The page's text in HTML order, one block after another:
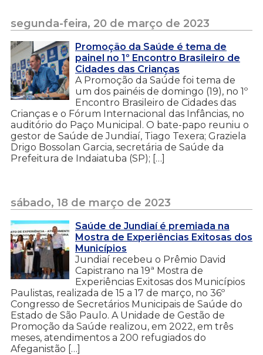
segunda-feira, 20 de março de 2023
Promoção da Saúde é tema de
painel no 1º Encontro Brasileiro de
Cidades das Crianças
A Promoção da Saúde foi tema de
um dos painéis de domingo (19), no 1º
Encontro Brasileiro de Cidades das
Crianças e o Fórum Internacional das Infâncias, no
auditório do Paço Municipal. O bate-papo reuniu o
gestor de Saúde de Jundiaí, Tiago Texera; Graziela
Drigo Bossolan Garcia, secretária de Saúde da
Prefeitura de Indaiatuba (SP); […]
sábado, 18 de março de 2023
Saúde de Jundiaí é premiada na
Mostra de Experiências Exitosas dos
Municípios
Jundiaí recebeu o Prêmio David
Capistrano na 19ª Mostra de
Experiências Exitosas dos Municípios
Paulistas, realizada de 15 a 17 de março, no 36º
Congresso de Secretários Municipais de Saúde do
Estado de São Paulo. A Unidade de Gestão de
Promoção da Saúde realizou, em 2022, em três
meses, atendimentos a 200 refugiados do
Afeganistão […]